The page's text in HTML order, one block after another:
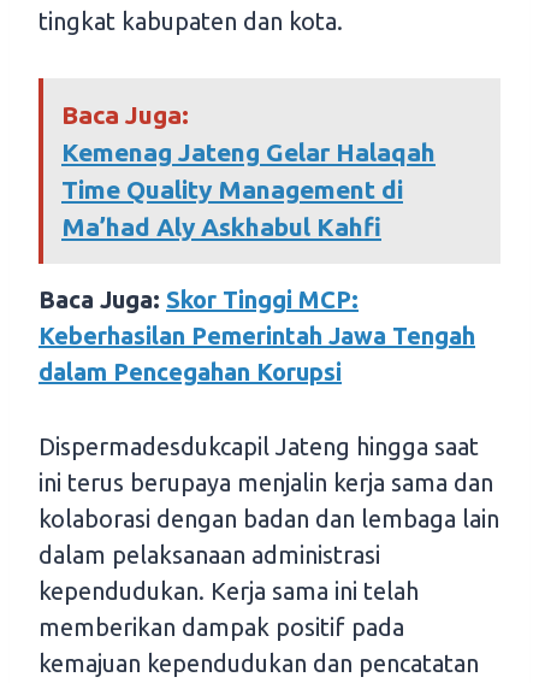
tingkat kabupaten dan kota.
Baca Juga:
Kemenag Jateng Gelar Halaqah
Time Quality Management di
Ma’had Aly Askhabul Kahfi
Baca Juga: Skor Tinggi MCP:
Keberhasilan Pemerintah Jawa Tengah
dalam Pencegahan Korupsi
Dispermadesdukcapil Jateng hingga saat
ini terus berupaya menjalin kerja sama dan
kolaborasi dengan badan dan lembaga lain
dalam pelaksanaan administrasi
kependudukan. Kerja sama ini telah
memberikan dampak positif pada
kemajuan kependudukan dan pencatatan